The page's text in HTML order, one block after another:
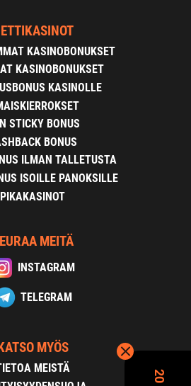
KASINOBONUKSET
KASINOBONUKSET
KASINOLLE
STICKY BONUS
BONUS
ILMAN TALLETUSTA
ISOILLE PANOKSILLE
PIKAKASINOT
MEITÄ
INSTAGRAM
TELEGRAM
MYÖS
MEISTÄ